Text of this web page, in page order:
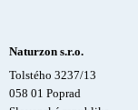
Naturzon s.r.o.
Tolstého 3237/13
058 01 Poprad